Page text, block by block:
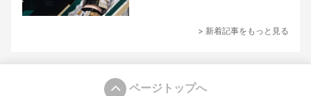
> 新着記事をもっと見る
ページトップへ